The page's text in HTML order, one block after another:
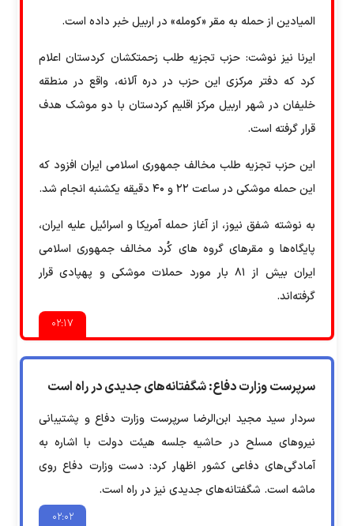
۰۲:۱۷
المیادین از حمله به مقر «کومله» در اربیل خبر داده است.
ایرنا نیز نوشت: حزب تجزیه طلب زحمتکشان کردستان اعلام
کرد که دفتر مرکزی این حزب در دره آلانه، واقع در منطقه
خلیفان در شهر اربیل مرکز اقلیم کردستان با دو موشک هدف
قرار گرفته است.
این حزب تجزیه طلب مخالف جمهوری اسلامی ایران افزود که
این حمله موشکی در ساعت ۲۲ و ۴۰ دقیقه یکشنبه انجام شد.
به نوشته شفق نیوز، از آغاز حمله آمریکا و اسرائیل علیه ایران،
پایگاه‌ها و مقرهای گروه های کُرد مخالف جمهوری اسلامی
ایران بیش از ۸۱ بار مورد حملات موشکی و پهپادی قرار
گرفته‌اند.
سرپرست وزارت دفاع: شگفتانه‌های جدیدی در راه است
۰۲:۰۲
سردار سید مجید ابن‌الرضا سرپرست وزارت دفاع و پشتیبانی
نیروهای مسلح در حاشیه جلسه هیئت دولت با اشاره به
آمادگی‌های دفاعی کشور اظهار کرد: دست وزارت دفاع روی
ماشه است. شگفتانه‌های جدیدی نیز در راه است.